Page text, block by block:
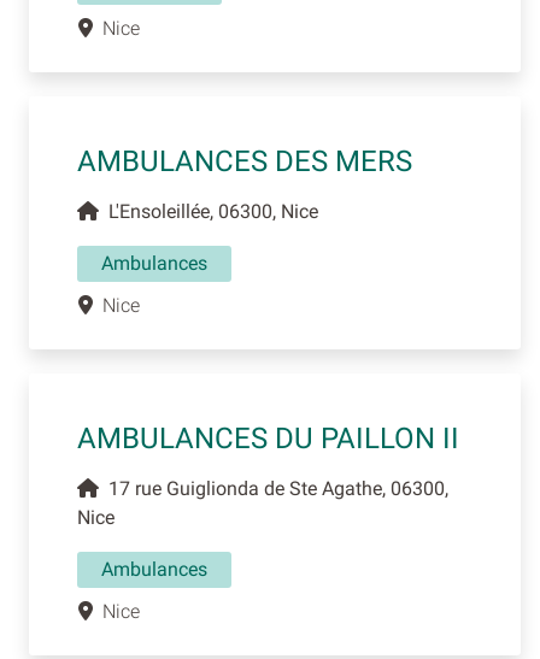
Nice
AMBULANCES DES MERS
L'Ensoleillée, 06300, Nice
Ambulances
Nice
AMBULANCES DU PAILLON II
17 rue Guiglionda de Ste Agathe, 06300,
Nice
Ambulances
Nice